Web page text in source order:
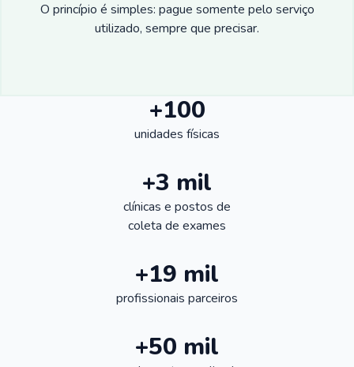
O princípio é simples: pague somente pelo serviço
utilizado, sempre que precisar.
+100
unidades físicas
+3 mil
clínicas e postos de
coleta de exames
+19 mil
profissionais parceiros
+50 mil